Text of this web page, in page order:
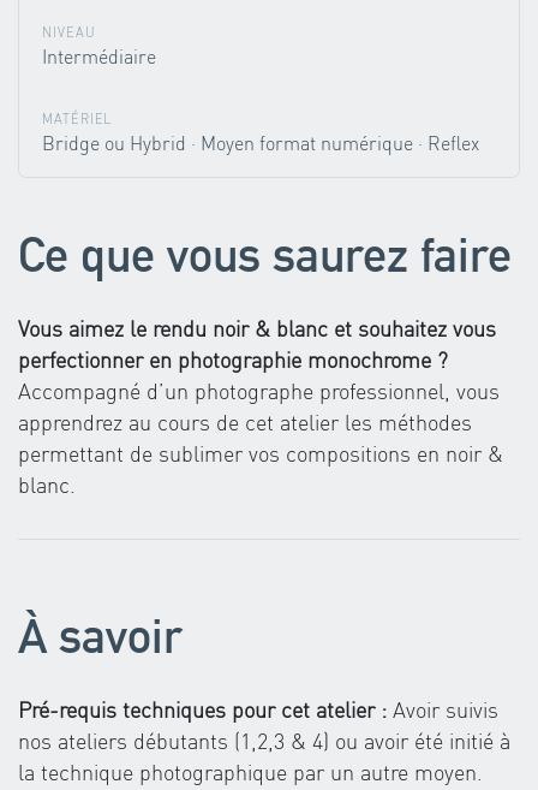
NIVEAU
Intermédiaire
MATÉRIEL
Bridge ou Hybrid · Moyen format numérique · Reflex
Ce que vous saurez faire
Vous aimez le rendu noir & blanc et souhaitez vous
perfectionner en photographie monochrome ?
Accompagné d’un photographe professionnel, vous
apprendrez au cours de cet atelier les méthodes
permettant de sublimer vos compositions en noir &
blanc.
À savoir
Pré-requis techniques pour cet atelier : Avoir suivis
nos ateliers débutants (1,2,3 & 4) ou avoir été initié à
la technique photographique par un autre moyen.